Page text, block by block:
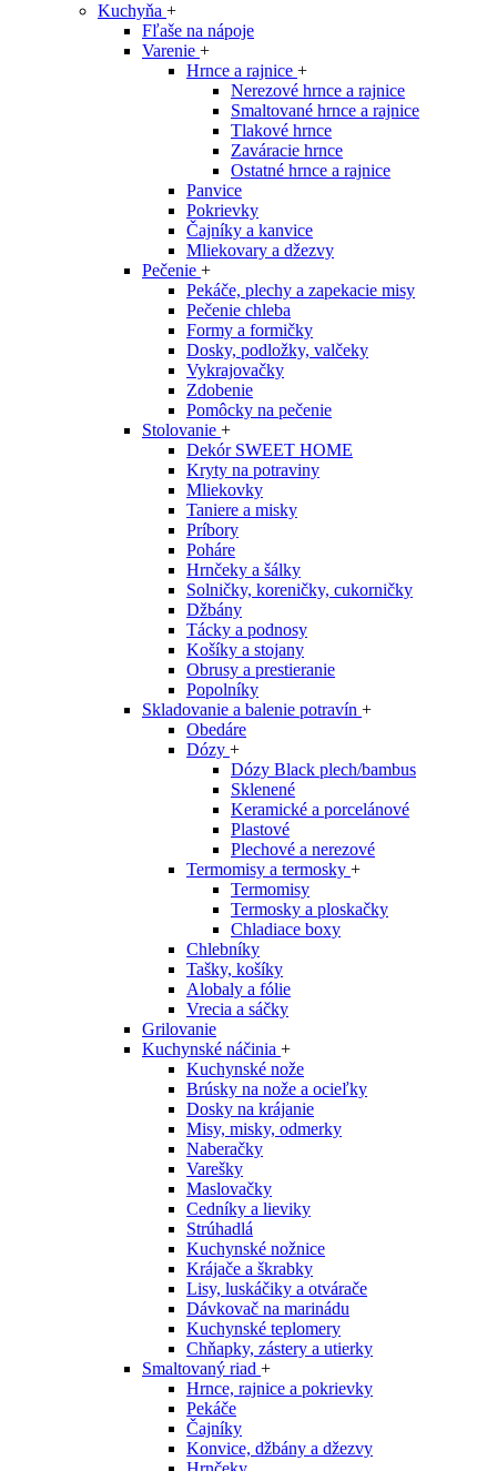
Kuchyňa +
Fľaše na nápoje
Varenie +
Hrnce a rajnice +
Nerezové hrnce a rajnice
Smaltované hrnce a rajnice
Tlakové hrnce
Zaváracie hrnce
Ostatné hrnce a rajnice
Panvice
Pokrievky
Čajníky a kanvice
Mliekovary a džezvy
Pečenie +
Pekáče, plechy a zapekacie misy
Pečenie chleba
Formy a formičky
Dosky, podložky, valčeky
Vykrajovačky
Zdobenie
Pomôcky na pečenie
Stolovanie +
Dekór SWEET HOME
Kryty na potraviny
Mliekovky
Taniere a misky
Príbory
Poháre
Hrnčeky a šálky
Solničky, koreničky, cukorničky
Džbány
Tácky a podnosy
Košíky a stojany
Obrusy a prestieranie
Popolníky
Skladovanie a balenie potravín +
Obedáre
Dózy +
Dózy Black plech/bambus
Sklenené
Keramické a porcelánové
Plastové
Plechové a nerezové
Termomisy a termosky +
Termomisy
Termosky a ploskačky
Chladiace boxy
Chlebníky
Tašky, košíky
Alobaly a fólie
Vrecia a sáčky
Grilovanie
Kuchynské náčinia +
Kuchynské nože
Brúsky na nože a ocieľky
Dosky na krájanie
Misy, misky, odmerky
Naberačky
Varešky
Maslovačky
Cedníky a lieviky
Strúhadlá
Kuchynské nožnice
Krájače a škrabky
Lisy, luskáčiky a otvárače
Dávkovač na marinádu
Kuchynské teplomery
Chňapky, zástery a utierky
Smaltovaný riad +
Hrnce, rajnice a pokrievky
Pekáče
Čajníky
Konvice, džbány a džezvy